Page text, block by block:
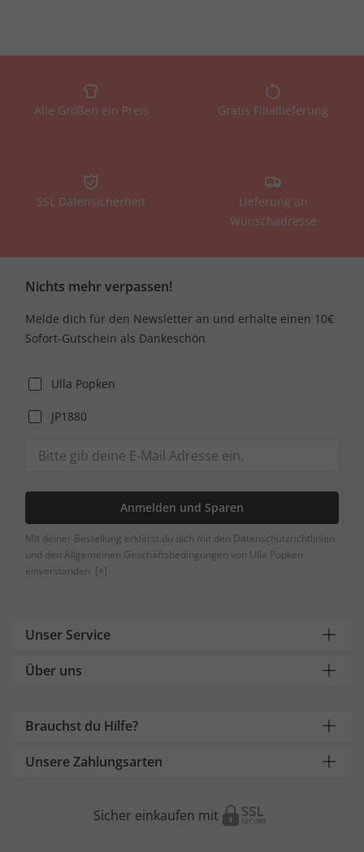
Alle Größen ein Preis Gratis Filiallieferung
SSL Datensicherheit
Lieferung an
Wunschadresse
Nichts mehr verpassen!
Melde dich für den Newsletter an und erhalte einen 10€
Sofort-Gutschein als Dankeschön
Ulla Popken
JP1880
Anmelden und Sparen
Mit deiner Bestellung erklärst du dich mit den Datenschutzrichtlinien
und den Allgemeinen Geschäftsbedingungen von Ulla Popken
einverstanden. [+]
Unser Service
Über uns
Brauchst du Hilfe?
Unsere Zahlungsarten
Sicher einkaufen mit